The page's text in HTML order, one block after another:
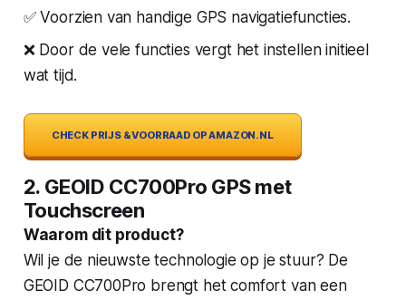
✅ Voorzien van handige GPS navigatiefuncties.
❌ Door de vele functies vergt het instellen initieel
wat tijd.
CHECK PRIJS & VOORRAAD OP AMAZON.NL
2. GEOID CC700Pro GPS met
Touchscreen
Waarom dit product?
Wil je de nieuwste technologie op je stuur? De
GEOID CC700Pro brengt het comfort van een